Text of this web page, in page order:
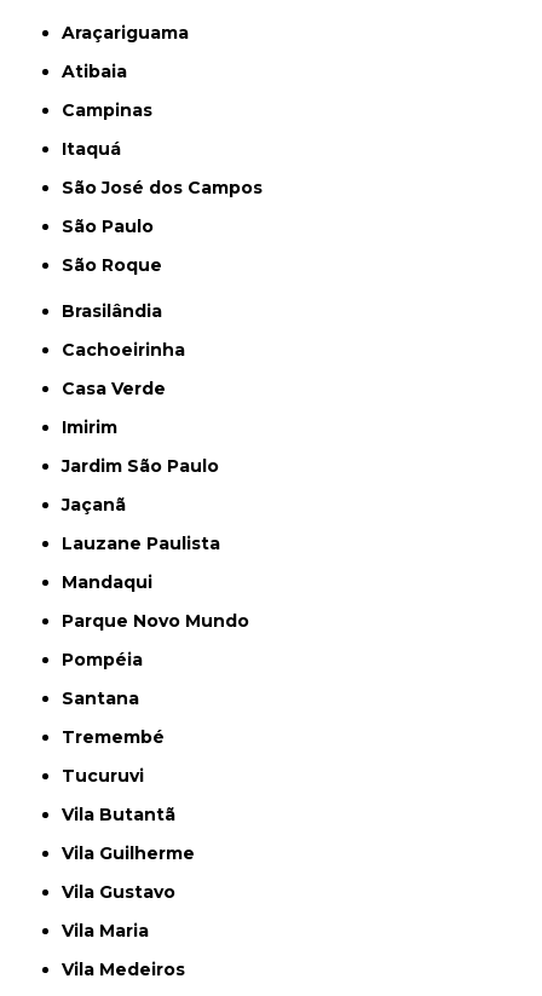
Araçariguama
Atibaia
Campinas
Itaquá
São José dos Campos
São Paulo
São Roque
Brasilândia
Cachoeirinha
Casa Verde
Imirim
Jardim São Paulo
Jaçanã
Lauzane Paulista
Mandaqui
Parque Novo Mundo
Pompéia
Santana
Tremembé
Tucuruvi
Vila Butantã
Vila Guilherme
Vila Gustavo
Vila Maria
Vila Medeiros